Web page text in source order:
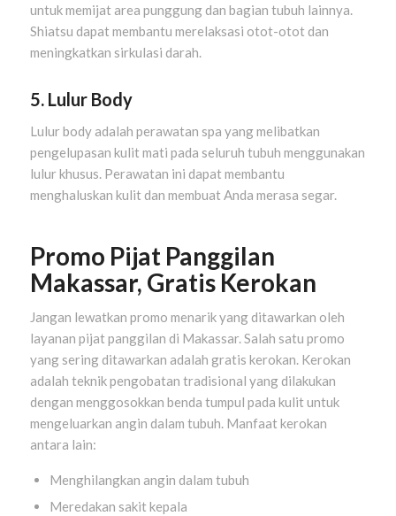
untuk memijat area punggung dan bagian tubuh lainnya.
Shiatsu dapat membantu merelaksasi otot-otot dan
meningkatkan sirkulasi darah.
5. Lulur Body
Lulur body adalah perawatan spa yang melibatkan
pengelupasan kulit mati pada seluruh tubuh menggunakan
lulur khusus. Perawatan ini dapat membantu
menghaluskan kulit dan membuat Anda merasa segar.
Promo Pijat Panggilan
Makassar, Gratis Kerokan
Jangan lewatkan promo menarik yang ditawarkan oleh
layanan pijat panggilan di Makassar. Salah satu promo
yang sering ditawarkan adalah gratis kerokan. Kerokan
adalah teknik pengobatan tradisional yang dilakukan
dengan menggosokkan benda tumpul pada kulit untuk
mengeluarkan angin dalam tubuh. Manfaat kerokan
antara lain:
Menghilangkan angin dalam tubuh
Meredakan sakit kepala